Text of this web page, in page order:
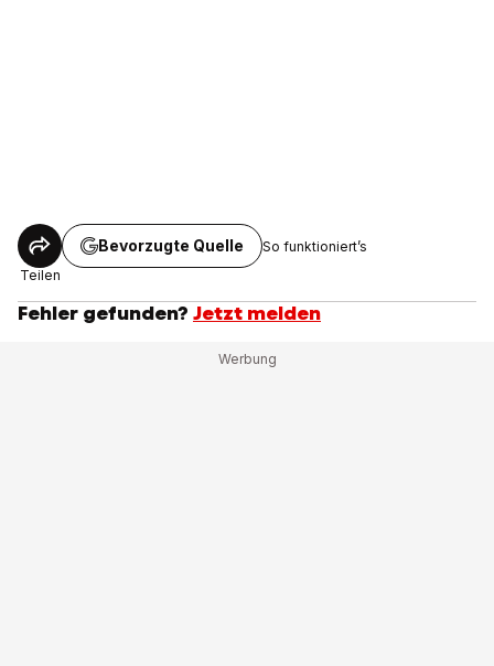
Teilen
Bevorzugte Quelle So funktioniert’s
Fehler gefunden? Jetzt melden